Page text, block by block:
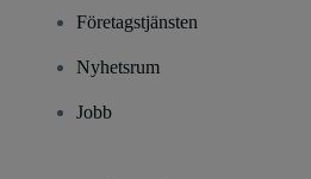
Företagstjänsten
Nyhetsrum
Jobb